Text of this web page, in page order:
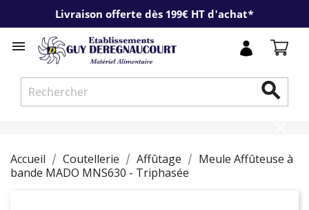
Livraison offerte dès 199€ HT d'achat*


Accueil Coutellerie Affûtage
Meule Affûteuse à
bande MADO MNS630 - Triphasée